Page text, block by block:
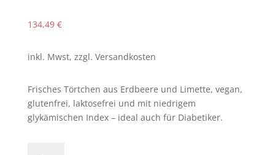
134,49 €
inkl. Mwst, zzgl. Versandkosten
Frisches Törtchen aus Erdbeere und Limette, vegan,
glutenfrei, laktosefrei und mit niedrigem
glykämischen Index – ideal auch für Diabetiker.